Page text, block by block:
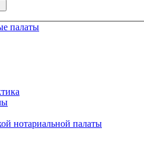
палаты
нотариальной палаты